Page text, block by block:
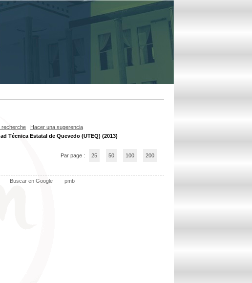
recherche
Hacer una sugerencia
Técnica Estatal de Quevedo (UTEQ) (2013)
Par page : 25 50 100 200
Buscar en Google pmb